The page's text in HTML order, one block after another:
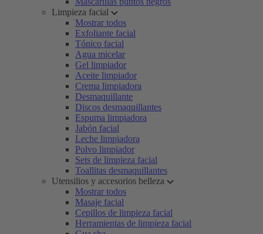
Limpieza facial
Mostrar todos
Exfoliante facial
Tónico facial
Agua micelar
Gel limpiador
Aceite limpiador
Crema limpiadora
Desmaquillante
Discos desmaquillantes
Espuma limpiadora
Jabón facial
Leche limpiadora
Polvo limpiador
Sets de limpieza facial
Toallitas desmaquillantes
Utensilios y accesorios belleza
Mostrar todos
Masaje facial
Cepillos de limpieza facial
Herramientas de limpieza facial